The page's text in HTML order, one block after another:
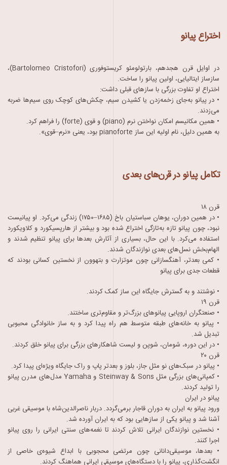
اختراع پیانو
در اوایل قرن هجدهم، بارتولومئو کریستوفوری (Bartolomeo Cristofori)،
سازساز ایتالیایی، اولین پیانو را ساخت.
اختراع او تفاوت بزرگی با سازهای قبلی داشت:
• در پیانو به‌جای زخمه‌زدن یا کشیدن سیم، چکش‌های کوچک روی سیم‌ها ضربه
می‌زدند.
• همین مکانیسم امکان نواختن نرم (piano) و قوی (forte) را فراهم کرد.
به همین دلیل، نام اولیه این ساز pianoforte بود، یعنی «نرم–قوی».
تکامل پیانو در قرن‌های بعدی
قرن ۱۸
• در همین دوران، یوهان سباستیان باخ (۱۶۸۵–۱۷۵۰) زندگی می‌کرد. او پیانیست
نبود، چون پیانو تازه به‌تازگی اختراع شده بود و بیشتر از هارپسیکورد و کلاویکورد
استفاده می‌کرد. با این حال، بسیاری از آثارش بعدها برای پیانو تنظیم شدند و
الهام‌بخش نسل‌های بعدی نوازندگان شدند.
• کمی بعدتر، آهنگسازانی چون موتزارت و بتهوون از نخستین کسانی بودند که
قطعات جدی برای پیانو
• نوشتند و به گسترش جایگاه این ساز کمک کردند.
قرن ۱۹
• صنعتگران اروپایی پیانوهای بزرگ‌تر و مقاوم‌تری ساختند.
• پیانو به خانه‌های طبقه متوسط هم راه پیدا کرد و به ساز خانوادگی محبوبی
تبدیل شد.
• در این دوره، شومان، شوپن و لیست شاهکارهای بزرگی برای پیانو خلق کردند.
قرن ۲۰
• پیانو در سبک‌های نو مثل جاز، بلوز و بعدتر پاپ و راک جایگاه ویژه‌ای پیدا کرد.
• کمپانی‌های بزرگی مثل Steinway & Sons و Yamaha مدل‌های مدرن پیانو
را تولید کردند.
پیانو در ایران
ورود پیانو به ایران به دوران قاجار برمی‌گردد. دربار ناصرالدین‌شاه با موسیقی غربی
آشنا شد و پیانو یکی از سازهایی بود که به ایران آورده شد.
• نخستین نوازندگان ایرانی تلاش کردند تا نغمه‌های سنتی ایرانی را روی پیانو
اجرا کنند.
• بعدها، موسیقی‌دانانی چون مرتضی محجوبی با ابداع شیوه‌ی خاصی از
انگشت‌گذاری، پیانو را با دستگاه‌های موسیقی ایرانی هماهنگ کردند.